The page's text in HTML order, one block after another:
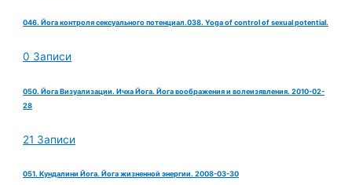
046. Йога контроля сексуального потенциал.038. Yoga of control of sexual potential.
0 Записи
050. Йога Визуализации. Ичха Йога. Йога воображения и волеизявления. 2010-02-
28
21 Записи
051. Кундалини Йога. Йога жизненной энергии. 2008-03-30